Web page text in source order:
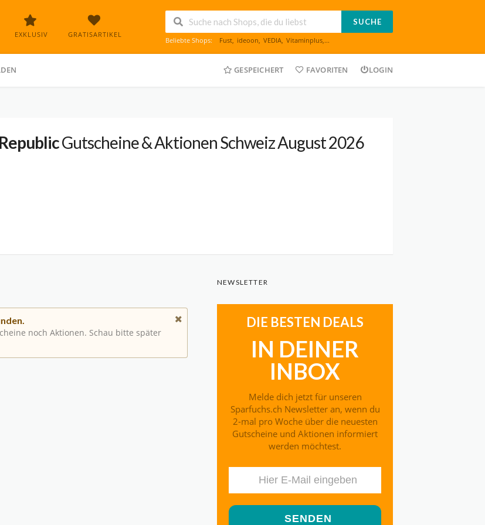
EXKLUSIV GRATISARTIKEL
SUCHE
Beliebte Shops: Fust, ideoon, VEDIA, Vitaminplus,...
GESPEICHERT FAVORITEN LOGIN
Gutscheine & Aktionen Schweiz August 2026
noch Aktionen. Schau bitte später
NEWSLETTER
DIE BESTEN DEALS
IN DEINER
INBOX
Melde dich jetzt für unseren
Sparfuchs.ch Newsletter an, wenn du
2-mal pro Woche über die neuesten
Gutscheine und Aktionen informiert
werden möchtest.